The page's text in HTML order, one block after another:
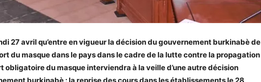
27 avril qu’entre en vigueur la décision du gouvernement burkinabè de
du masque dans le pays dans le cadre de la lutte contre la propagation
obligatoire du masque interviendra à la veille d’une autre décision